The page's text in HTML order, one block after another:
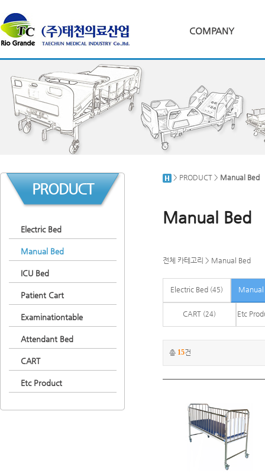
COMPANY
PRODUCT
Electric Bed
Manual Bed
ICU Bed
Patient Cart
Examinationtable
Attendant Bed
CART
Etc Product
> PRODUCT > Manual Bed
Manual Bed
전체 카테고리 > Manual Bed
Electric Bed (45) Manual
CART (24) Etc
총 15건